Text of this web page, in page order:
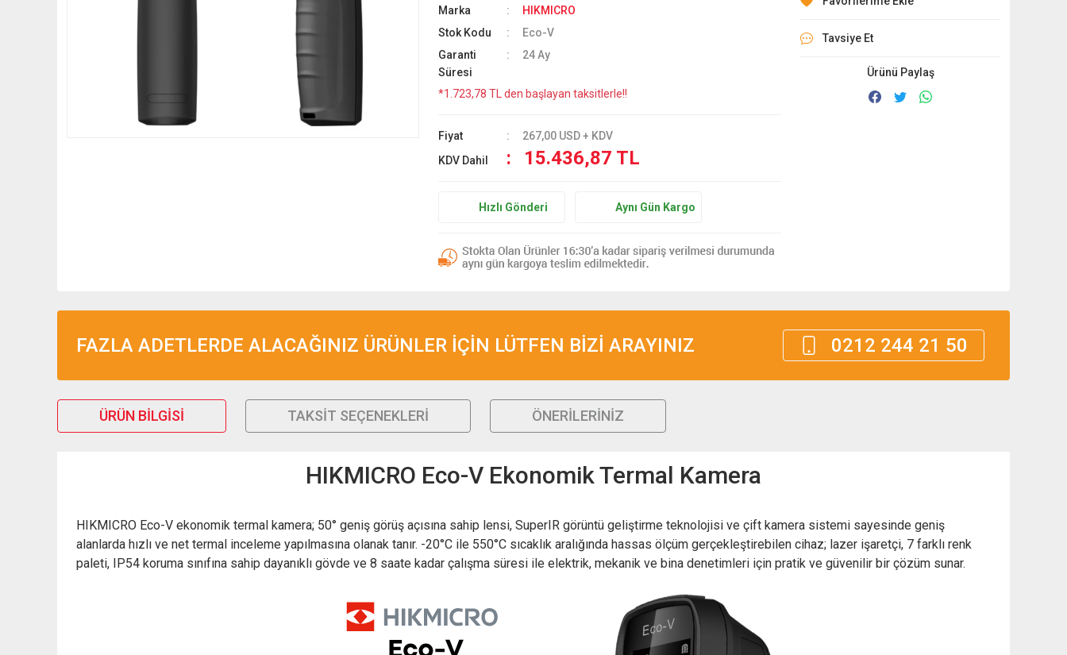
Marka
HIKMICRO
Stok Kodu
Eco-V
Garanti
Süresi
24 Ay
*1.723,78 TL den başlayan taksitlerle!!
Fiyat
267,00 USD + KDV
KDV Dahil
15.436,87 TL
Hızlı Gönderi Aynı Gün Kargo
Tavsiye Et
Ürünü Paylaş
FAZLA ADETLERDE ALACAĞINIZ ÜRÜNLER İÇİN LÜTFEN BİZİ ARAYINIZ 0212 244 21 50
ÜRÜN BILGISI TAKSIT SEÇENEKLERI ÖNERILERINIZ
HIKMICRO Eco-V Ekonomik Termal Kamera
HIKMICRO Eco-V ekonomik termal kamera; 50° geniş görüş açısına sahip lensi, SuperIR görüntü geliştirme teknolojisi ve çift kamera sistemi sayesinde geniş
alanlarda hızlı ve net termal inceleme yapılmasına olanak tanır. -20°C ile 550°C sıcaklık aralığında hassas ölçüm gerçekleştirebilen cihaz; lazer işaretçi, 7 farklı renk
paleti, IP54 koruma sınıfına sahip dayanıklı gövde ve 8 saate kadar çalışma süresi ile elektrik, mekanik ve bina denetimleri için pratik ve güvenilir bir çözüm sunar.